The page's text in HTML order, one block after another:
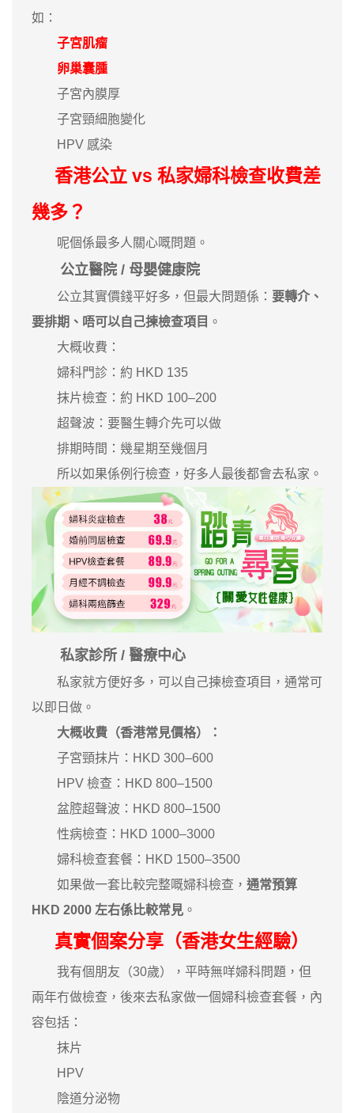
如：
子宮肌瘤
卵巢囊腫
子宮內膜厚
子宮頸細胞變化
HPV 感染
香港公立 vs 私家婦科檢查收費差
幾多？
呢個係最多人關心嘅問題。
公立醫院 / 母嬰健康院
公立其實價錢平好多，但最大問題係： 要轉介、
要排期、唔可以自己揀檢查項目 。
大概收費：
婦科門診：約 HKD 135
抹片檢查：約 HKD 100–200
超聲波：要醫生轉介先可以做
排期時間：幾星期至幾個月
所以如果係例行檢查，好多人最後都會去私家。
私家診所 / 醫療中心
私家就方便好多，可以自己揀檢查項目，通常可
以即日做。
大概收費（香港常見價格）：
子宮頸抹片：HKD 300–600
HPV 檢查：HKD 800–1500
盆腔超聲波：HKD 800–1500
性病檢查：HKD 1000–3000
婦科檢查套餐：HKD 1500–3500
如果做一套比較完整嘅婦科檢查， 通常預算
HKD 2000 左右係比較常見 。
真實個案分享（香港女生經驗）
我有個朋友（30歲），平時無咩婦科問題，但
兩年冇做檢查，後來去私家做一個婦科檢查套餐，內
容包括：
抹片
HPV
陰道分泌物